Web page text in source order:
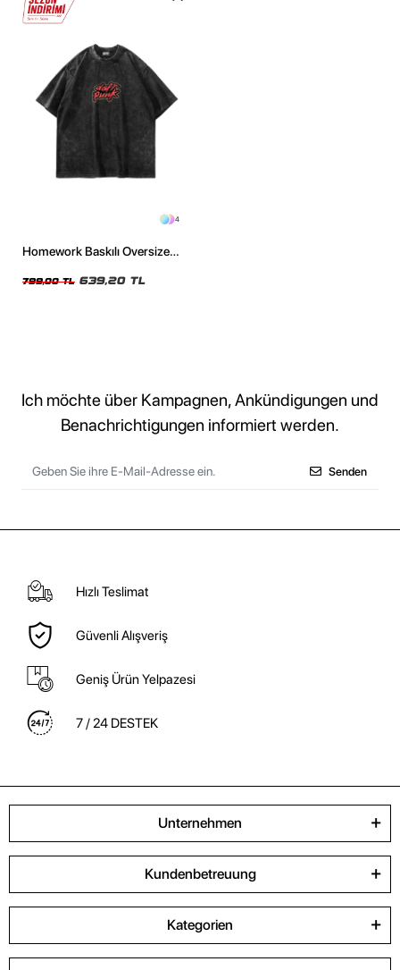
4
Homework Baskılı Oversize
Siyah Tshirt
799,00 TL 639,20 TL
Ich möchte über Kampagnen, Ankündigungen und
Benachrichtigungen informiert werden.
Senden
Hızlı Teslimat
Güvenli Alışveriş
Geniş Ürün Yelpazesi
7 / 24 DESTEK
Unternehmen
Kundenbetreuung
Kategorien